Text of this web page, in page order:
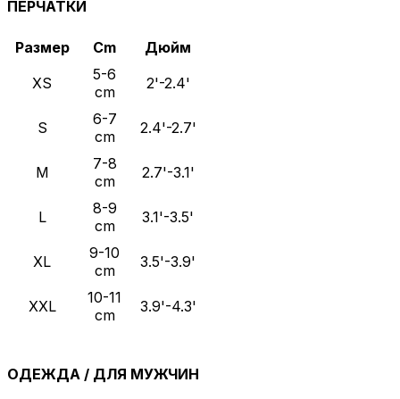
ПЕРЧАТКИ
Размер Cm
Дюйм
XS
5-6
cm
2'-2.4'
S
6-7
cm
2.4'-2.7'
M
7-8
cm
2.7'-3.1'
L
8-9
cm
3.1'-3.5'
XL
9-10
cm
3.5'-3.9'
XXL
10-11
cm
3.9'-4.3'
ОДЕЖДА / ДЛЯ МУЖЧИН